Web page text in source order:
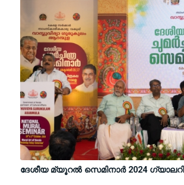
ദേശീയ മ്യൂറല്‍ സെമിനാര്‍ 2024 ഗ്യാലറി